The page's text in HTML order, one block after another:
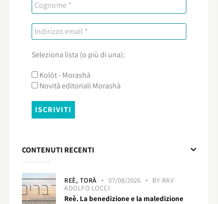
Seleziona lista (o più di una):
Kolòt - Morashà
Novità editoriali Morashà
CONTENUTI RECENTI
REÈ, TORÀ 07/08/2026 BY RAV
ADOLFO LOCCI
Reè. La benedizione e la maledizione